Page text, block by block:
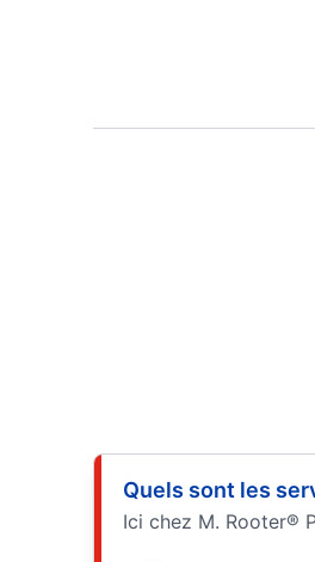
Quels sont les
Ici chez M. Rooter®